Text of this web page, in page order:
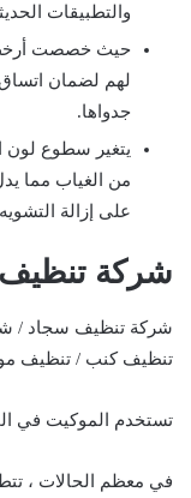
والتطبيقات
حيث خصصت
لهم لضمان اتساق
جدواها.
يتغير سطوع لون
من الغياب مما
على إزالة
شركة
شركة تنظيف سجاد /
تنظيف كنب / تنظيف
تستخدم الموكيت في
في معظم الحالات ،